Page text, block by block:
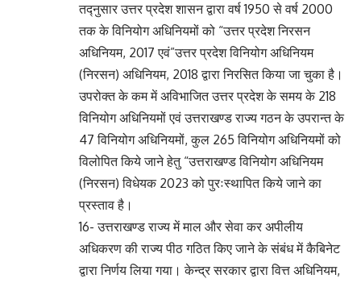
तद्नुसार उत्तर प्रदेश शासन द्वारा वर्ष 1950 से वर्ष 2000
तक के विनियोग अधिनियमों को “उत्तर प्रदेश निरसन
अधिनियम, 2017 एवं”उत्तर प्रदेश विनियोग अधिनियम
(निरसन) अधिनियम, 2018 द्वारा निरसित किया जा चुका है।
उपरोक्त के कम में अविभाजित उत्तर प्रदेश के समय के 218
विनियोग अधिनियमों एवं उत्तराखण्ड राज्य गठन के उपरान्त के
47 विनियोग अधिनियमों, कुल 265 विनियोग अधिनियमों को
विलोपित किये जाने हेतु “उत्तराखण्ड विनियोग अधिनियम
(निरसन) विधेयक 2023 को पुरःस्थापित किये जाने का
प्रस्ताव है।
16- उत्तराखण्ड राज्य में माल और सेवा कर अपीलीय
अधिकरण की राज्य पीठ गठित किए जाने के संबंध में कैबिनेट
द्वारा निर्णय लिया गया। केन्द्र सरकार द्वारा वित्त अधिनियम,